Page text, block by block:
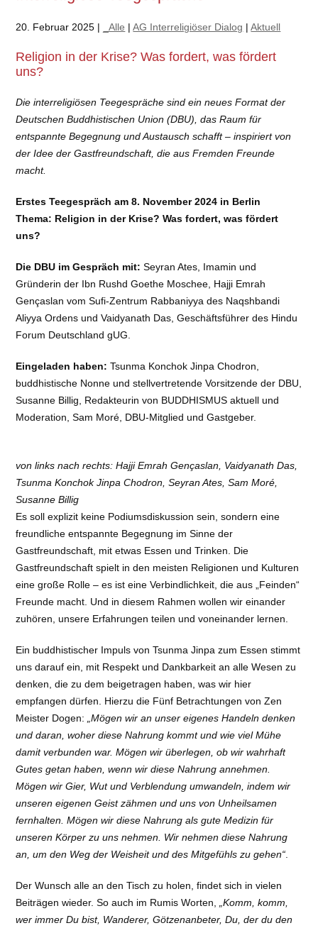
20. Februar 2025 | _Alle |AG Interreligiöser Dialog |Aktuell
Religion in der Krise? Was fordert, was fördert
uns?
Die interreligiösen Teegespräche sind ein neues Format der
Deutschen Buddhistischen Union (DBU), das Raum für
entspannte Begegnung und Austausch schafft – inspiriert von
der Idee der Gastfreundschaft, die aus Fremden Freunde
macht.
Erstes Teegespräch am 8. November 2024 in Berlin
Thema: Religion in der Krise? Was fordert, was fördert
uns?
Die DBU im Gespräch mit: Seyran Ates, Imamin und
Gründerin der Ibn Rushd Goethe Moschee, Hajji Emrah
Gençaslan vom Sufi-Zentrum Rabbaniyya des Naqshbandi
Aliyya Ordens und Vaidyanath Das, Geschäftsführer des Hindu
Forum Deutschland gUG.
Eingeladen haben: Tsunma Konchok Jinpa Chodron,
buddhistische Nonne und stellvertretende Vorsitzende der DBU,
Susanne Billig, Redakteurin von BUDDHISMUS aktuell und
Moderation, Sam Moré, DBU-Mitglied und Gastgeber.
von links nach rechts: Hajji Emrah Gençaslan, Vaidyanath Das,
Tsunma Konchok Jinpa Chodron, Seyran Ates, Sam Moré,
Susanne Billig
Es soll explizit keine Podiumsdiskussion sein, sondern eine
freundliche entspannte Begegnung im Sinne der
Gastfreundschaft, mit etwas Essen und Trinken. Die
Gastfreundschaft spielt in den meisten Religionen und Kulturen
eine große Rolle – es ist eine Verbindlichkeit, die aus „Feinden“
Freunde macht. Und in diesem Rahmen wollen wir einander
zuhören, unsere Erfahrungen teilen und voneinander lernen.
Ein buddhistischer Impuls von Tsunma Jinpa zum Essen stimmt
uns darauf ein, mit Respekt und Dankbarkeit an alle Wesen zu
denken, die zu dem beigetragen haben, was wir hier
empfangen dürfen. Hierzu die Fünf Betrachtungen von Zen
Meister Dogen:
„Mögen wir an unser eigenes Handeln denken
und daran, woher diese Nahrung kommt und wie viel Mühe
damit verbunden war. Mögen wir überlegen, ob wir wahrhaft
Gutes getan haben, wenn wir diese Nahrung annehmen.
Mögen wir Gier, Wut und Verblendung umwandeln, indem wir
unseren eigenen Geist zähmen und uns von Unheilsamen
fernhalten. Mögen wir diese Nahrung als gute Medizin für
unseren Körper zu uns nehmen. Wir nehmen diese Nahrung
an, um den Weg der Weisheit und des Mitgefühls zu gehen“
Der Wunsch alle an den Tisch zu holen, findet sich in vielen
Beiträgen wieder. So auch im Rumis Worten,
„Komm, komm,
wer immer Du bist, Wanderer, Götzenanbeter, Du, der du den